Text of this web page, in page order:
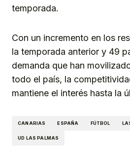
temporada.
Con un incremento en los
la temporada anterior y 49
demanda que han
todo el país, la
mantiene el interés hasta la
CANARIAS ESPAÑA FÚTBOL
UD LAS PALMAS